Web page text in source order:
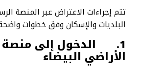
تتم إجراءات الاعتراض عبر المنصة
البلديات والإسكان وفق خطوات
1. الدخول إلى
الأراضي البيضاء